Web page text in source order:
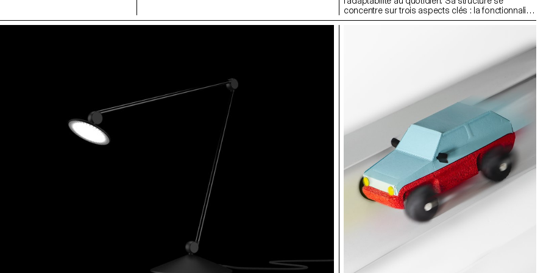
coûts d’installation en hauteur.
et leur répétition forme un profil. Inspirées du
concentre sur trois aspects clés : la fonctionnalité
modulaire, l'efficacité de l'espace et la
supporte un sac intérieur suspendu, réduisant
ainsi les frottements et l'usure. La valise est
démontable et ses composants s'emboîtent les
uns dans les autres pour un rangement minimal.
Le sac intérieur se détache facilement et
fonctionne comme un sac à dos, adapté aux
voyages et à l'usage quotidien. Les roues sont
conçues avec une structure en nid d'abeille et des
matériaux insonorisants pour réduire le bruit
pendant les déplacements.